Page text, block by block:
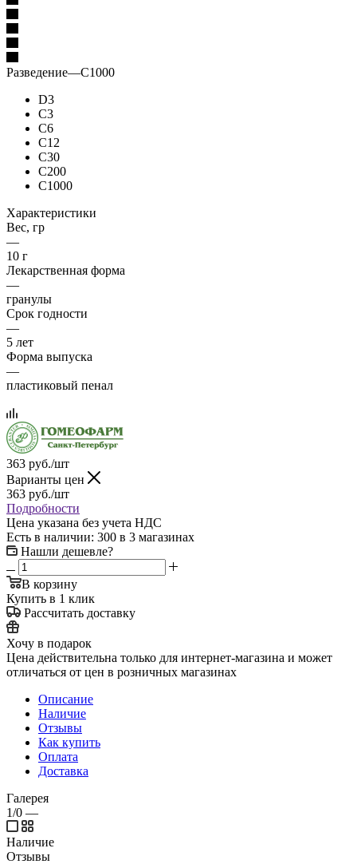
Разведение—C1000
D3
C3
C6
C12
C30
C200
C1000
Характеристики
Вес, гр
—
10 г
Лекарственная форма
—
гранулы
Срок годности
—
5 лет
Форма выпуска
—
пластиковый пенал
363 руб./шт
Варианты цен
363 руб./шт
Подробности
Цена указана без учета НДС
Есть в наличии: 300 в 3 магазинах
Нашли дешевле?
В корзину
Купить в 1 клик
Рассчитать доставку
Хочу в подарок
Цена действительна только для интернет-магазина и может
отличаться от цен в розничных магазинах
Описание
Наличие
Отзывы
Как купить
Оплата
Доставка
Галерея
1/0 —
Наличие
Отзывы